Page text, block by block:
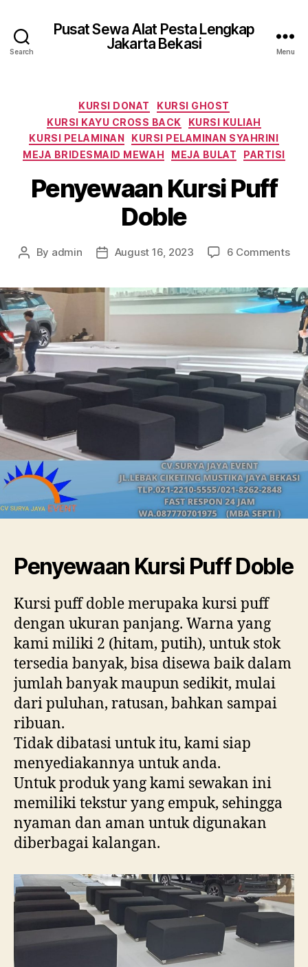
Search
Pusat Sewa Alat Pesta Lengkap
Jakarta Bekasi
Menu
Categories
KURSI DONAT
KURSI GHOST
KURSI KAYU CROSS BACK
KURSI KULIAH
KURSI PELAMINAN
KURSI PELAMINAN SYAHRINI
MEJA BRIDESMAID MEWAH
MEJA BULAT PARTISI
Penyewaan Kursi Puff
Doble
Post
By admin
PostAugust 16, 2023 6 Commentson
Penyewaan Kursi Puff Doble
Kursi puff doble merupaka kursi puff
dengan ukuran panjang. Warna yang
kami miliki 2 (hitam, putih), untuk stok
tersedia banyak, bisa disewa baik dalam
jumlah banyak maupun sedikit, mulai
dari puluhan, ratusan, bahkan sampai
ribuan.
Tidak dibatasi untuk itu, kami siap
menyediakannya untuk anda.
Untuk produk yang kami sewakan ini
memiliki tekstur yang empuk, sehingga
nyaman dan aman untuk digunakan
diberbagai kalangan.